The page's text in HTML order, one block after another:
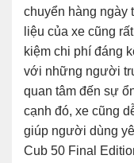
chuyển hàng ngày
liệu của xe cũng
kiệm chi phí đáng
với những người
quan tâm đến sự
cạnh đó, xe cũng
giúp người dùng
Cub 50 Final